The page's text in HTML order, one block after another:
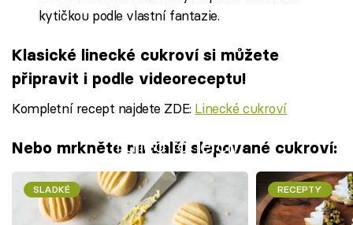
kytičkou podle vlastní fantazie.
Klasické linecké cukroví si můžete
připravit i podle videoreceptu!
Kompletní recept najdete ZDE: Linecké cukroví
Failed to fetch
Nebo mrkněte na další slepované cukroví:
SLADKÉ RECEPTY